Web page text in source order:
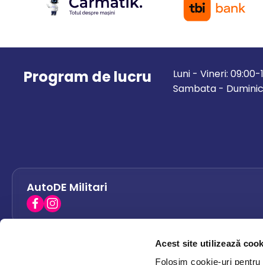
Acest site utilizează
Folosim cookie-uri
Program de lucru
Luni - Vineri: 09:00-
Sambata -
AutoDE Militari